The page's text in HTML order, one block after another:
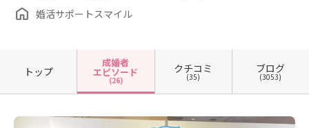
婚活サポートスマイル
トップ
成婚者
エピソード
(26)
クチコミ
(35)
ブログ
(3053)